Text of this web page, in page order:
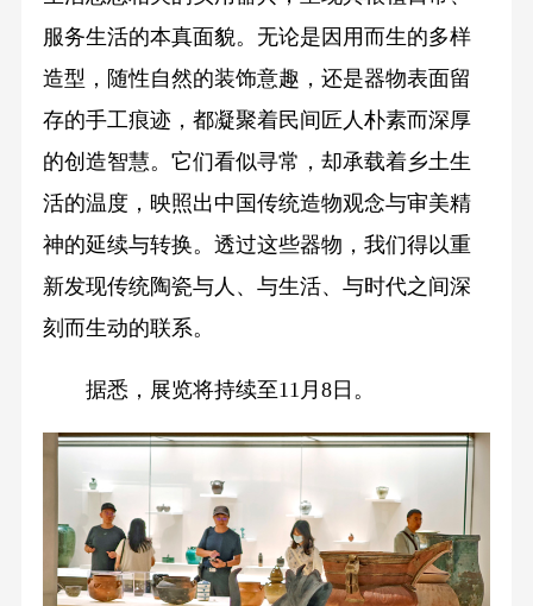
服务生活的本真面貌。无论是因用而生的多样
造型，随性自然的装饰意趣，还是器物表面留
存的手工痕迹，都凝聚着民间匠人朴素而深厚
的创造智慧。它们看似寻常，却承载着乡土生
活的温度，映照出中国传统造物观念与审美精
神的延续与转换。透过这些器物，我们得以重
新发现传统陶瓷与人、与生活、与时代之间深
刻而生动的联系。
据悉，展览将持续至11月8日。